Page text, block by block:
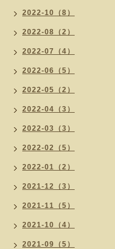
2022-10（8）
2022-08（2）
2022-07（4）
2022-06（5）
2022-05（2）
2022-04（3）
2022-03（3）
2022-02（5）
2022-01（2）
2021-12（3）
2021-11（5）
2021-10（4）
2021-09（5）